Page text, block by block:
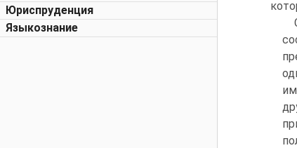
Юриспруденция
Языкознание